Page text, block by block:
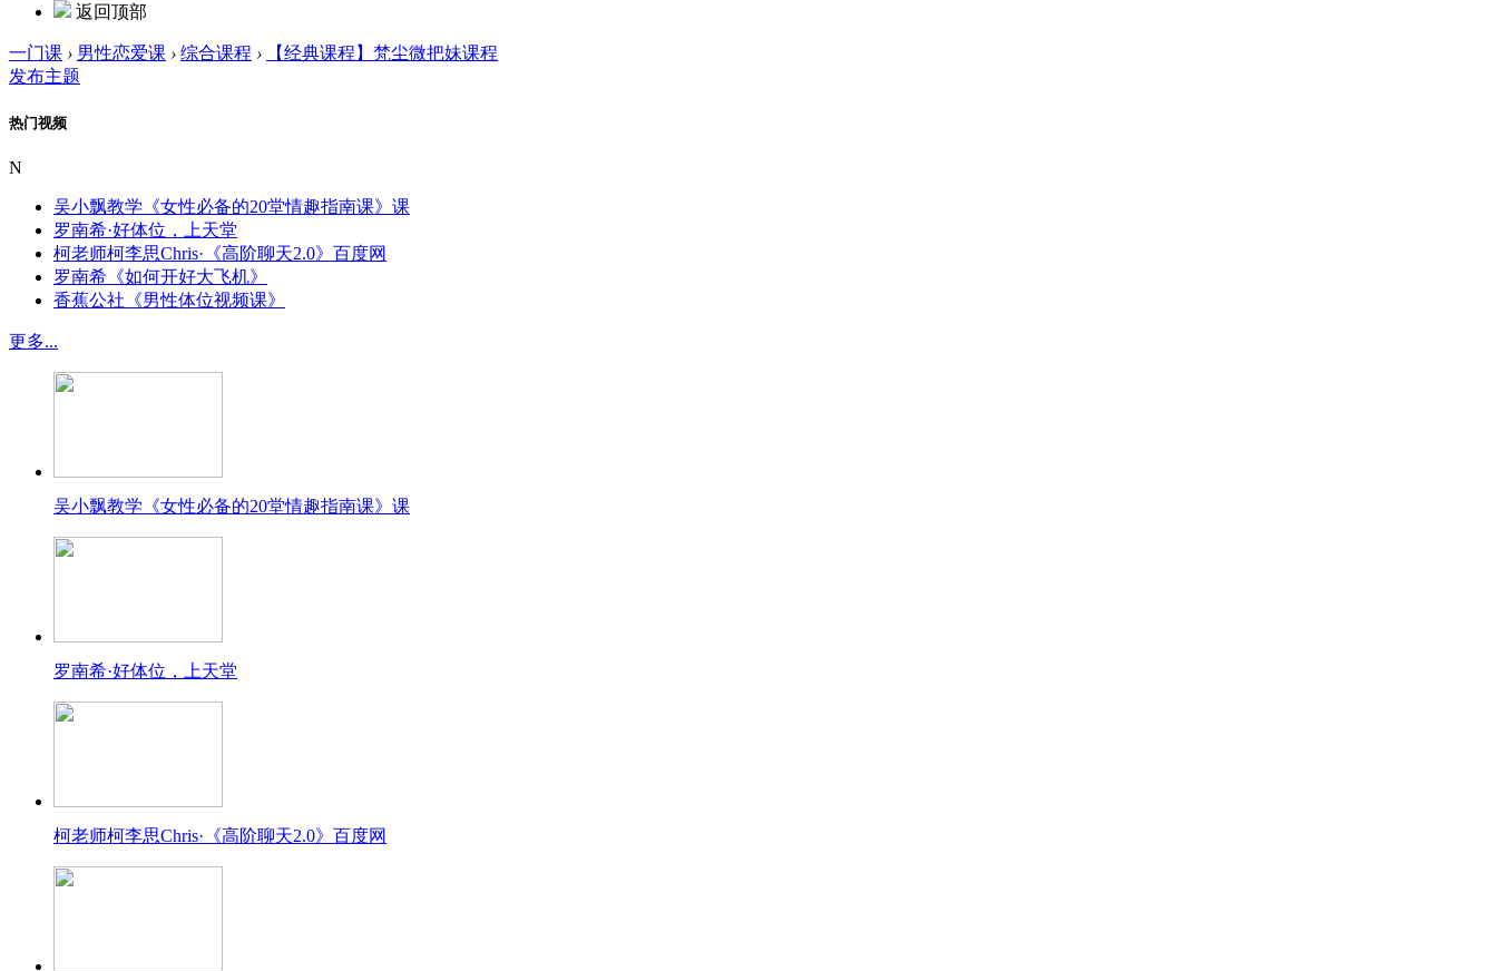
返回顶部
一门课 › 男性恋爱课 › 综合课程 ›
【经典课程】梵尘微把妹课程
发布主题
热门视频
N
吴小飘教学《女性必备的20堂情趣指南课》课
罗南希·好体位，上天堂
柯老师柯李思Chris·《高阶聊天2.0》百度网
罗南希《如何开好大飞机》
香蕉公社《男性体位视频课》
更多...
吴小飘教学《女性必备的20堂情趣指南课》课
罗南希·好体位，上天堂
柯老师柯李思Chris·《高阶聊天2.0》百度网